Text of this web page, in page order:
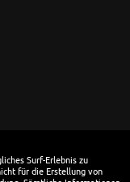
Surf-Erlebnis zu
für die Erstellung von